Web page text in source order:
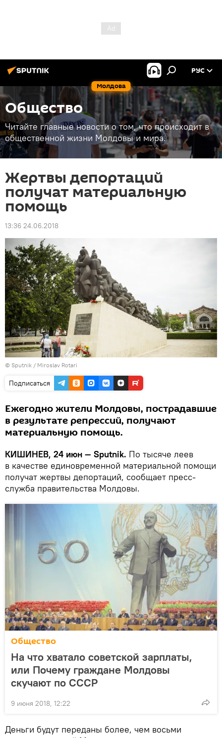
Молдова
РУС
Общество
Читайте главные новости о том, что происходит в
общественной жизни Молдовы и мира.
Жертвы депортаций
получат материальную
помощь
13:36 24.06.2018
© Sputnik / Miroslav Rotari
Подписаться
Ежегодно жители Молдовы, пострадавшие
в результате репрессий, получают
материальную помощь.
КИШИНЕВ, 24 июн — Sputnik. По тысяче леев
в качестве единовременной материальной помощи
получат жертвы депортаций, сообщает пресс-
служба правительства Молдовы.
Общество
На что хватало советской зарплаты,
или Почему граждане Молдовы
скучают по СССР
9 июня 2018, 12:22
Деньги будут переданы более, чем восьми